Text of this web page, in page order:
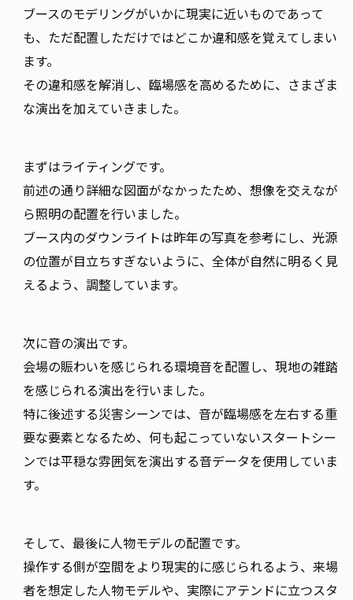
ブースのモデリングがいかに現実に近いものであって
も、ただ配置しただけではどこか違和感を覚えてしまい
ます。
その違和感を解消し、臨場感を高めるために、さまざま
な演出を加えていきました。
まずはライティングです。
前述の通り詳細な図面がなかったため、想像を交えなが
ら照明の配置を行いました。
ブース内のダウンライトは昨年の写真を参考にし、光源
の位置が目立ちすぎないように、全体が自然に明るく見
えるよう、調整しています。
次に音の演出です。
会場の賑わいを感じられる環境音を配置し、現地の雑踏
を感じられる演出を行いました。
特に後述する災害シーンでは、音が臨場感を左右する重
要な要素となるため、何も起こっていないスタートシー
ンでは平穏な雰囲気を演出する音データを使用していま
す。
そして、最後に人物モデルの配置です。
操作する側が空間をより現実的に感じられるよう、来場
者を想定した人物モデルや、実際にアテンドに立つスタ